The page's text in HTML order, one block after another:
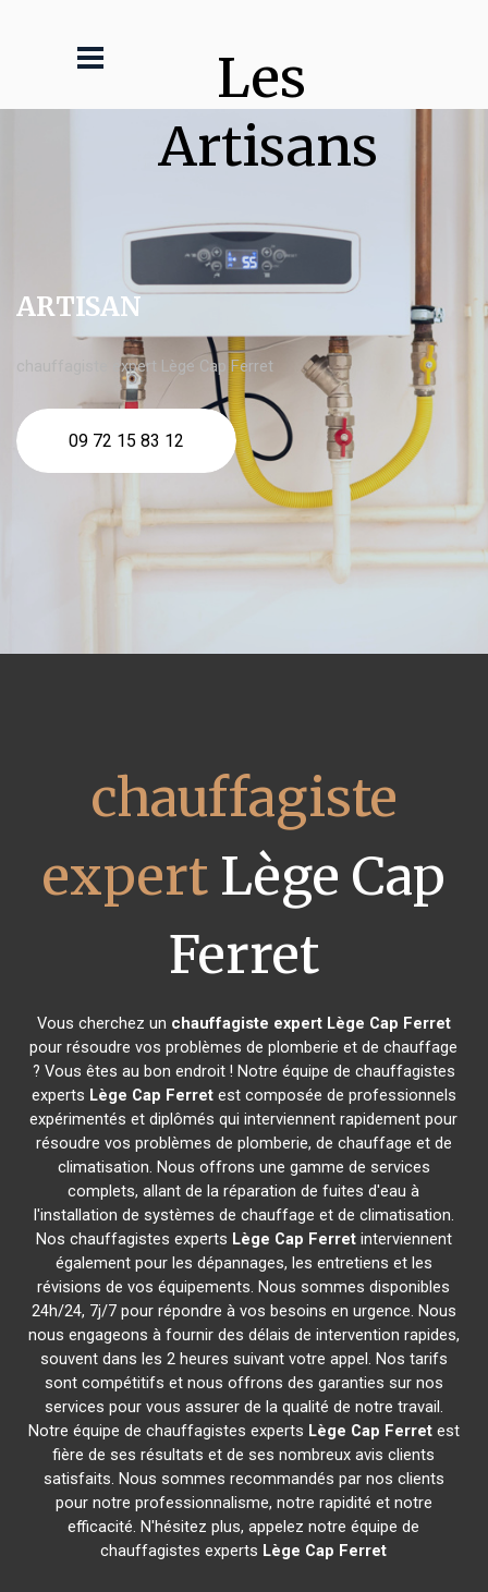
Les
Artisans
ARTISAN
chauffagiste expert Lège Cap Ferret
09 72 15 83 12
chauffagiste
expertLège Cap
Ferret
Vous cherchez un chauffagiste expert Lège Cap Ferret
pour résoudre vos problèmes de plomberie et de chauffage
? Vous êtes au bon endroit ! Notre équipe de chauffagistes
experts Lège Cap Ferretest composée de professionnels
expérimentés et diplômés qui interviennent rapidement pour
résoudre vos problèmes de plomberie, de chauffage et de
climatisation. Nous offrons une gamme de services
complets, allant de la réparation de fuites d'eau à
l'installation de systèmes de chauffage et de climatisation.
Nos chauffagistes experts Lège Cap Ferretinterviennent
également pour les dépannages, les entretiens et les
révisions de vos équipements. Nous sommes disponibles
24h/24, 7j/7 pour répondre à vos besoins en urgence. Nous
nous engageons à fournir des délais de intervention rapides,
souvent dans les 2 heures suivant votre appel. Nos tarifs
sont compétitifs et nous offrons des garanties sur nos
services pour vous assurer de la qualité de notre travail.
Notre équipe de chauffagistes experts Lège Cap Ferretest
fière de ses résultats et de ses nombreux avis clients
satisfaits. Nous sommes recommandés par nos clients
pour notre professionnalisme, notre rapidité et notre
efficacité. N'hésitez plus, appelez notre équipe de
chauffagistes experts Lège Cap Ferret